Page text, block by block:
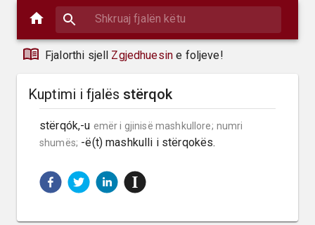
Fjalorthi sjell Zgjedhuesin e foljeve!
Kuptimi i fjalës stërqok
stërqók,-u emër i gjinisë mashkullore; numri
shumës; -ë(t) mashkulli i stërqokës.